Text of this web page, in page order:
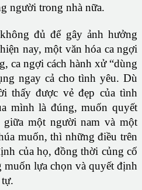
người trong nhà nữa.
đủ để gây ảnh hưởng
nay, một văn hóa ca ngợi
ca ngợi cách hành xử “dùng
ngay cả cho tình yêu. Dù
thấy được vẻ đẹp của tình
mình là đúng, muốn quyết
một người nam và một
muốn, thì những điều trên
của họ, đồng thời củng cố
muốn lựa chọn và quyết định